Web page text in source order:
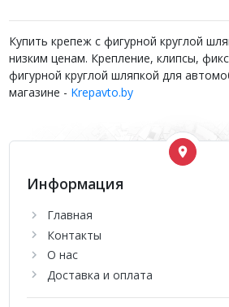
Купить крепеж с фигурной круглой
низким ценам. Крепление, клипсы,
фигурной круглой шляпкой для
магазине - Krepavto.by
Информация
Главная
Контакты
О нас
Доставка и оплата